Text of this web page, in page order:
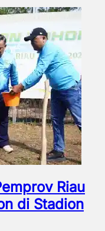
Riau
di Stadion